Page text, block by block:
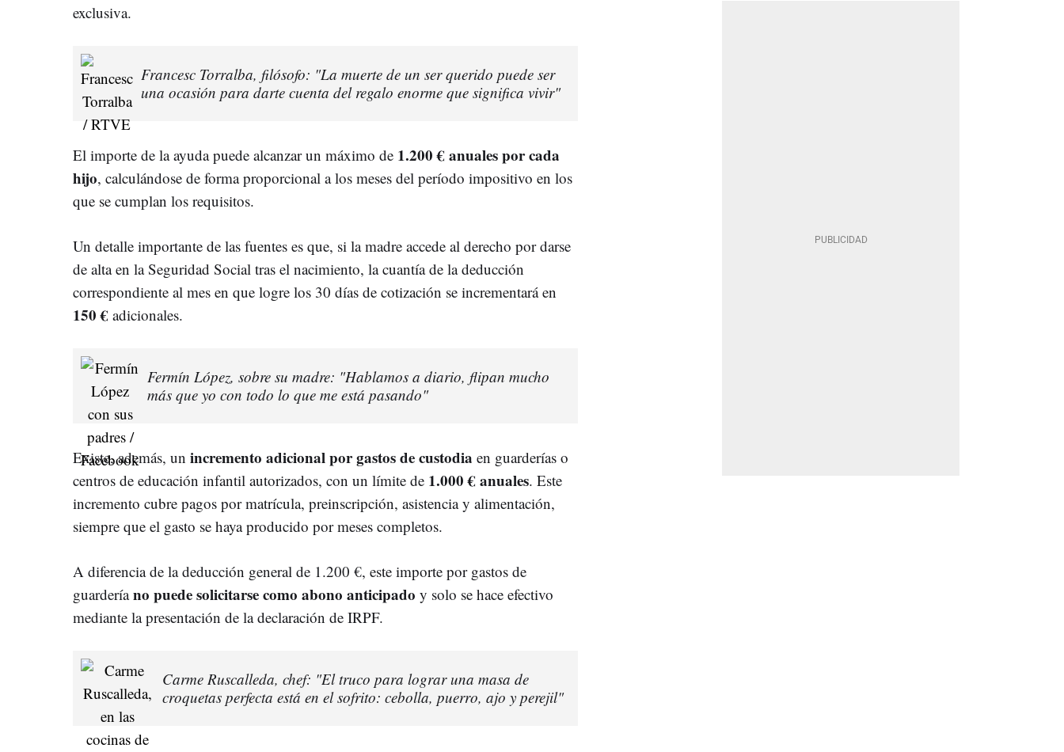
exclusiva.
Francesc Torralba, filósofo: "La muerte de un ser querido puede ser
una ocasión para darte cuenta del regalo enorme que significa vivir"
El importe de la ayuda puede alcanzar un máximo de 1.200 € anuales por cada
hijo, calculándose de forma proporcional a los meses del período impositivo en los
que se cumplan los requisitos.
Un detalle importante de las fuentes es que, si la madre accede al derecho por darse
de alta en la Seguridad Social tras el nacimiento, la cuantía de la deducción
correspondiente al mes en que logre los 30 días de cotización se incrementará en
150 € adicionales.
Fermín López, sobre su madre: "Hablamos a diario, flipan mucho
más que yo con todo lo que me está pasando"
Existe, además, un incremento adicional por gastos de custodia en guarderías o
centros de educación infantil autorizados, con un límite de 1.000 € anuales. Este
incremento cubre pagos por matrícula, preinscripción, asistencia y alimentación,
siempre que el gasto se haya producido por meses completos.
A diferencia de la deducción general de 1.200 €, este importe por gastos de
guarderíano puede solicitarse como abono anticipado y solo se hace efectivo
mediante la presentación de la declaración de IRPF.
Carme Ruscalleda, chef: "El truco para lograr una masa de
croquetas perfecta está en el sofrito: cebolla, puerro, ajo y perejil"